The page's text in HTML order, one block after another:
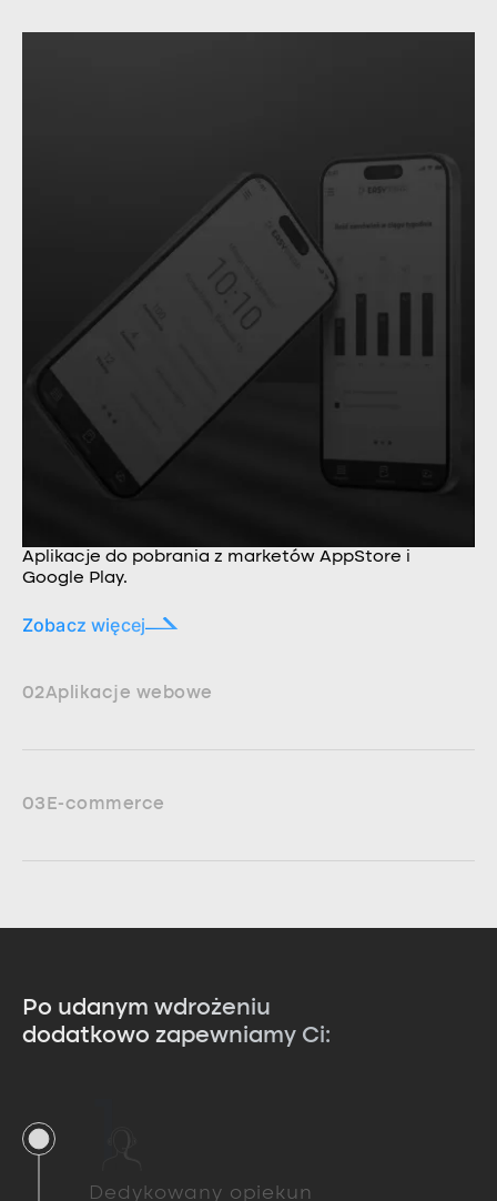
Aplikacje do pobrania z marketów AppStore i
Google Play.
Zobacz więcej
02Aplikacje webowe
03E-commerce
Po udanym wdrożeniu
dodatkowo zapewniamy Ci:
Dedykowany opiekun